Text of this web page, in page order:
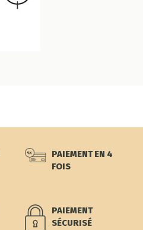
PAIEMENT EN 4
FOIS
PAIEMENT
SÉCURISÉ